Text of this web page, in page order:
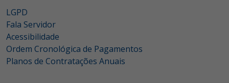
LGPD
Fala Servidor
Acessibilidade
Ordem Cronológica de Pagamentos
Planos de Contratações Anuais